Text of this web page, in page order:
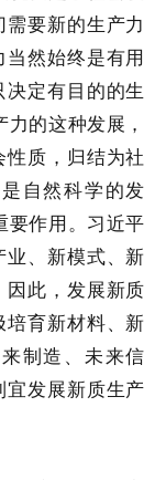
要新的生产力
然始终是有用
定有目的的生
的这种发展，
质，归结为社
自然科学的发
要作用。习近平
、新模式、新
此，发展新质
育新材料、新
制造、未来信
发展新质生产